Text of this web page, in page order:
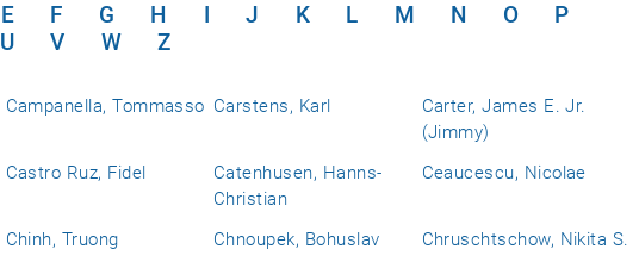
E F G H I J K L M N O
P
U V W Z
Campanella, Tommasso Carstens, Karl
Carter, James E. Jr.
(Jimmy)
Castro Ruz, Fidel
Catenhusen, Hanns-
Christian
Ceaucescu, Nicolae
Chinh, Truong Chnoupek, Bohuslav
Chruschtschow, Nikita S.